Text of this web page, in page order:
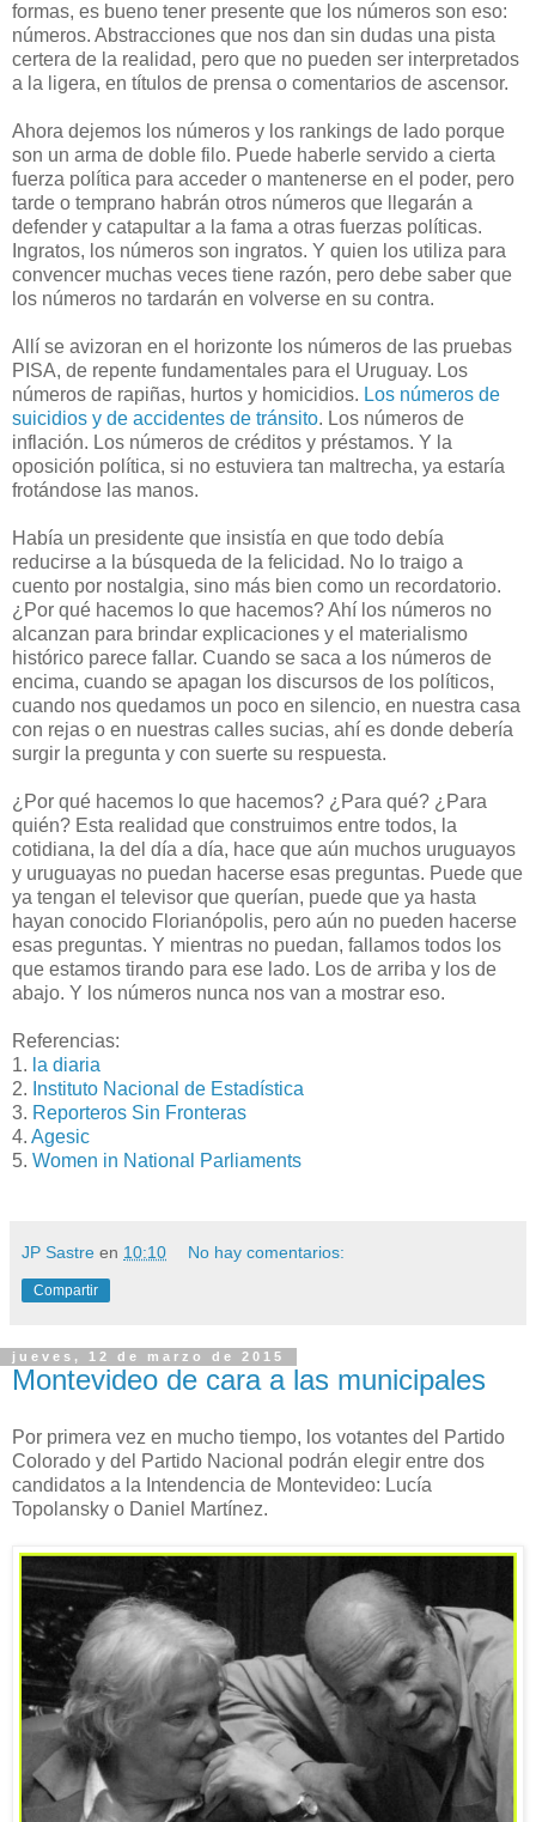
formas, es bueno tener presente que los números son eso:
números. Abstracciones que nos dan sin dudas una pista
certera de la realidad, pero que no pueden ser interpretados
a la ligera, en títulos de prensa o comentarios de ascensor.
Ahora dejemos los números y los rankings de lado porque
son un arma de doble filo. Puede haberle servido a cierta
fuerza política para acceder o mantenerse en el poder, pero
tarde o temprano habrán otros números que llegarán a
defender y catapultar a la fama a otras fuerzas políticas.
Ingratos, los números son ingratos. Y quien los utiliza para
convencer muchas veces tiene razón, pero debe saber que
los números no tardarán en volverse en su contra.
Allí se avizoran en el horizonte los números de las pruebas
PISA, de repente fundamentales para el Uruguay. Los
números de rapiñas, hurtos y homicidios. Los números de
suicidios y de accidentes de tránsito. Los números de
inflación. Los números de créditos y préstamos. Y la
oposición política, si no estuviera tan maltrecha, ya estaría
frotándose las manos.
Había un presidente que insistía en que todo debía
reducirse a la búsqueda de la felicidad. No lo traigo a
cuento por nostalgia, sino más bien como un recordatorio.
¿Por qué hacemos lo que hacemos? Ahí los números no
alcanzan para brindar explicaciones y el materialismo
histórico parece fallar. Cuando se saca a los números de
encima, cuando se apagan los discursos de los políticos,
cuando nos quedamos un poco en silencio, en nuestra casa
con rejas o en nuestras calles sucias, ahí es donde debería
surgir la pregunta y con suerte su respuesta.
¿Por qué hacemos lo que hacemos? ¿Para qué? ¿Para
quién? Esta realidad que construimos entre todos, la
cotidiana, la del día a día, hace que aún muchos uruguayos
y uruguayas no puedan hacerse esas preguntas. Puede que
ya tengan el televisor que querían, puede que ya hasta
hayan conocido Florianópolis, pero aún no pueden hacerse
esas preguntas. Y mientras no puedan, fallamos todos los
que estamos tirando para ese lado. Los de arriba y los de
abajo. Y los números nunca nos van a mostrar eso.
Referencias:
1. la diaria
2. Instituto Nacional de Estadística
3. Reporteros Sin Fronteras
4. Agesic
5. Women in National Parliaments
JP Sastre en 10:10 No hay comentarios:
Compartir
jueves, 12 de marzo de 2015
Montevideo de cara a las municipales
Por primera vez en mucho tiempo, los votantes del Partido
Colorado y del Partido Nacional podrán elegir entre dos
candidatos a la Intendencia de Montevideo: Lucía
Topolansky o Daniel Martínez.